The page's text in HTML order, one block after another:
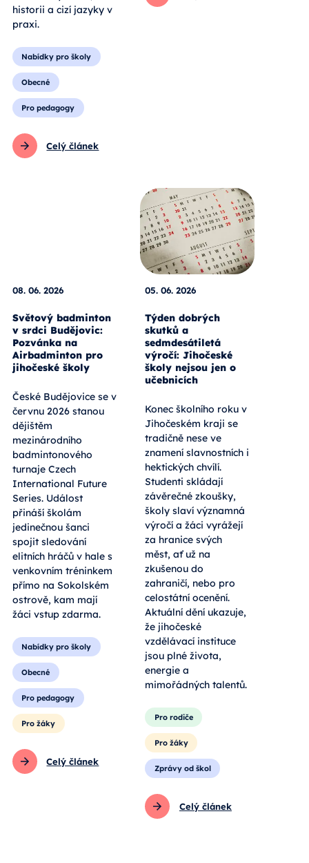
historii a cizí jazyky v
praxi.
Nabídky pro školy
Obecné
Pro pedagogy
Celý článek
08. 06. 2026
Světový badminton
v srdci Budějovic:
Pozvánka na
Airbadminton pro
jihočeské školy
České Budějovice se v
červnu 2026 stanou
dějištěm
mezinárodního
badmintonového
turnaje Czech
International Future
Series. Událost
přináší školám
jedinečnou šanci
spojit sledování
elitních hráčů v hale s
venkovním tréninkem
přímo na Sokolském
ostrově, kam mají
žáci vstup zdarma.
Nabídky pro školy
Obecné
Pro pedagogy
Pro žáky
Celý článek
05. 06. 2026
Týden dobrých
skutků a
sedmdesátiletá
výročí: Jihočeské
školy nejsou jen o
učebnicích
Konec školního roku v
Jihočeském kraji se
tradičně nese ve
znamení slavnostních i
hektických chvílí.
Studenti skládají
závěrečné zkoušky,
školy slaví významná
výročí a žáci vyrážejí
za hranice svých
měst, ať už na
zkušenou do
zahraničí, nebo pro
celostátní ocenění.
Aktuální dění ukazuje,
že jihočeské
vzdělávací instituce
jsou plné života,
energie a
mimořádných talentů.
Pro rodiče
Pro žáky
Zprávy od škol
Celý článek